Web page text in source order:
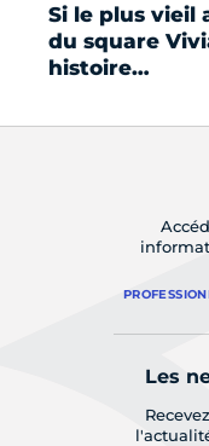
Si le plus vieil
du square
histoire…
Les